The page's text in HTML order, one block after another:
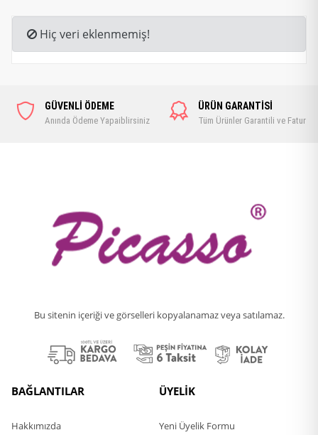
Hiç veri eklenmemiş!
GÜVENLİ ÖDEME
Anında Ödeme Yapaiblirsiniz
ÜRÜN GARANTİSİ
Tüm Ürünler Garantili ve Faturalı
Bu sitenin içeriği ve görselleri kopyalanamaz veya satılamaz.
BAĞLANTILAR
Hakkımızda
ÜYELİK
Yeni Üyelik Formu